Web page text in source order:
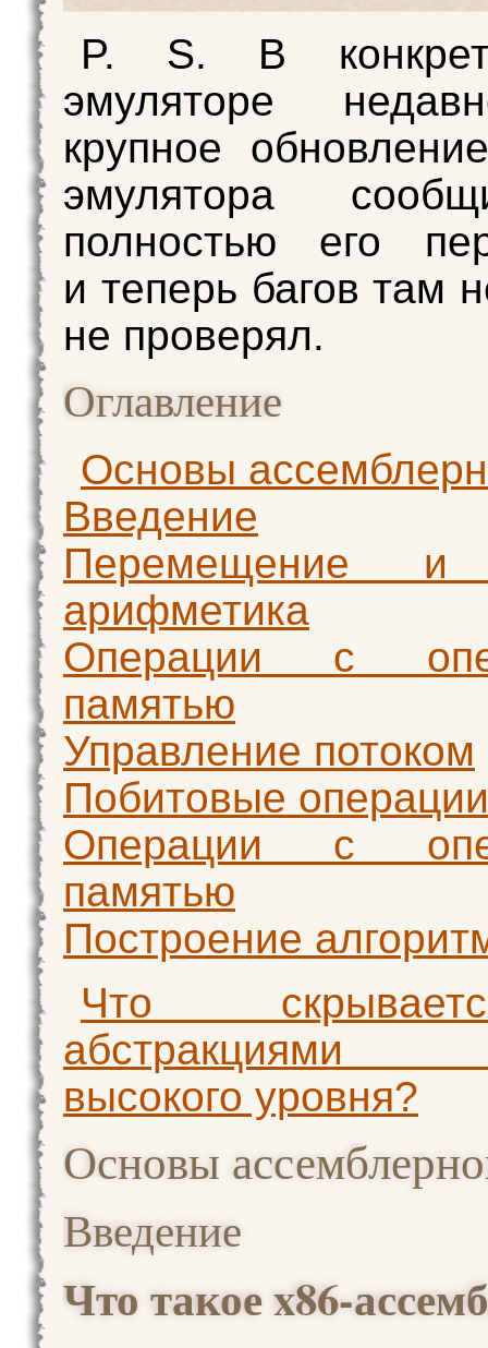
P. S. В
эмуляторе
крупное
эмулятора
полностью его
и теперь багов там
не проверял.
Оглавление
Основы
Введение
Перемещение и
арифметика
Операции с
памятью
Управление потоком
Побитовые операции
Операции с
памятью
Построение
Что
абстракциями
высокого уровня?
Основы
Введение
Что такое x86-